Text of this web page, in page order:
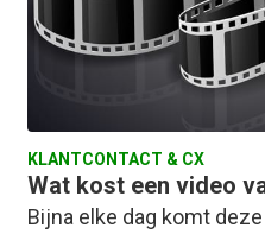
KLANTCONTACT & CX
Wat kost een video
Bijna elke dag komt